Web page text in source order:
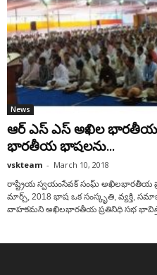
News
ఆర్ ఎస్ ఎస్ అఖిల భారతీయ
భారతీయ భాషలను...
vskteam - March 10, 2018
రాష్ట్రీయ స్వయంసేవక్ సంఘ్ అఖిలభారతీయ
మార్చ్, 2018 భాష ఒక సంస్కృతి, వ్యక్తి,
వాహకమని అఖిలభారతీయ ప్రతినిధి సభ